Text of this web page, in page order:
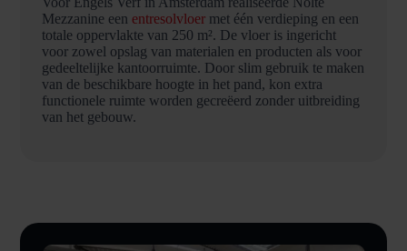
Mezzanine een entresolvloer met één verdieping en een
totale oppervlakte van 250 m². De vloer is ingericht
voor zowel opslag van materialen en producten als voor
gedeeltelijke kantoorruimte. Door slim gebruik te maken
van de beschikbare hoogte in het pand, kon extra
functionele ruimte worden gecreëerd zonder uitbreiding
van het gebouw.